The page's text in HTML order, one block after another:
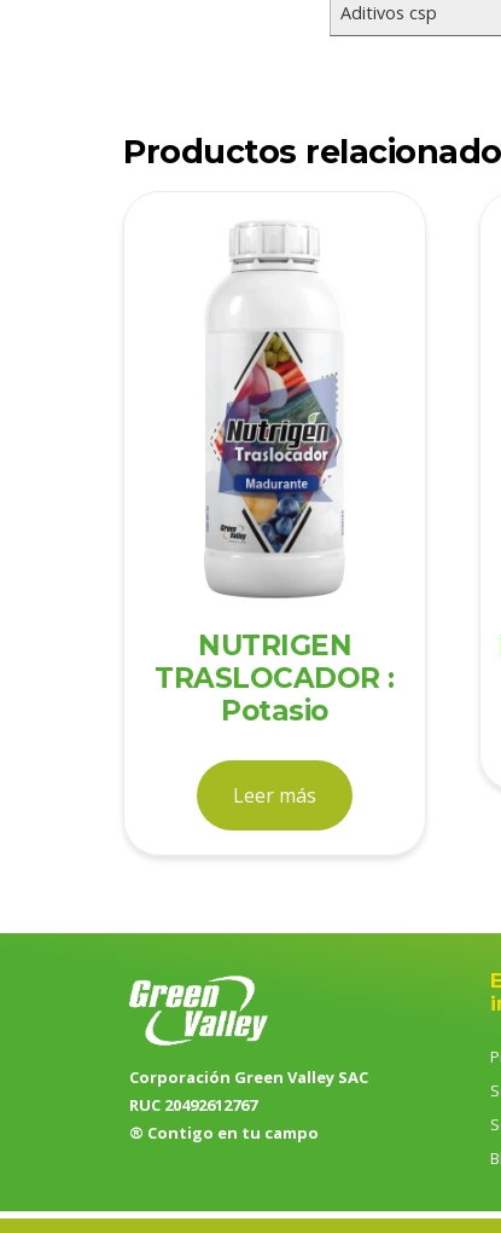
Aditivos csp
Productos
NUTRIGEN
TRASLOCADOR :
Potasio
Leer más
Corporación Green Valley SAC
RUC 20492612767
® Contigo en tu campo